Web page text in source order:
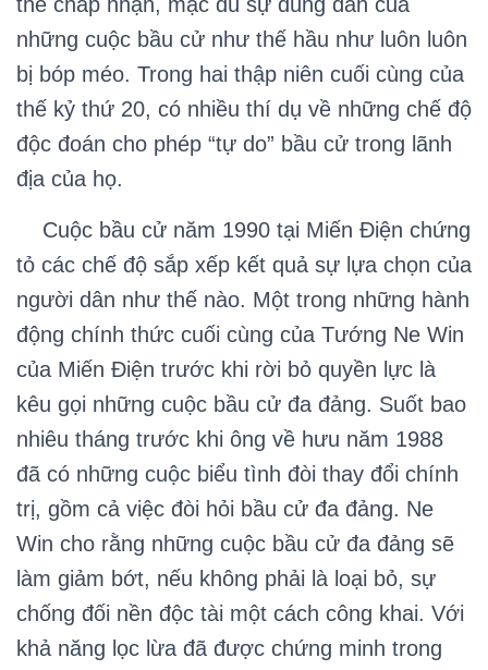
những cuộc bầu cử như thế hầu như luôn luôn
bị bóp méo. Trong hai thập niên cuối cùng của
thế kỷ thứ 20, có nhiều thí dụ về những chế độ
độc đoán cho phép “tự do” bầu cử trong lãnh
địa của họ.
Cuộc bầu cử năm 1990 tại Miến Điện chứng
tỏ các chế độ sắp xếp kết quả sự lựa chọn của
người dân như thế nào. Một trong những hành
động chính thức cuối cùng của Tướng Ne Win
của Miến Điện trước khi rời bỏ quyền lực là
kêu gọi những cuộc bầu cử đa đảng. Suốt bao
nhiêu tháng trước khi ông về hưu năm 1988
đã có những cuộc biểu tình đòi thay đổi chính
trị, gồm cả việc đòi hỏi bầu cử đa đảng. Ne
Win cho rằng những cuộc bầu cử đa đảng sẽ
làm giảm bớt, nếu không phải là loại bỏ, sự
chống đối nền độc tài một cách công khai. Với
khả năng lọc lừa đã được chứng minh trong